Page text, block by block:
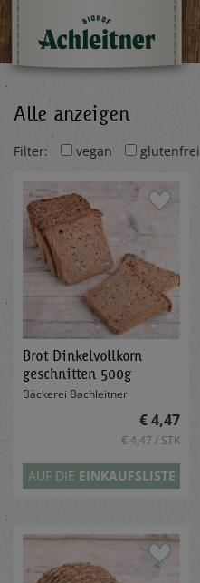
Alle anzeigen
Filter: vegan glutenfrei
Brot Dinkelvollkorn
geschnitten 500g
Bäckerei Bachleitner
€ 4,47
€ 4,47 / STK
AUF DIE EINKAUFSLISTE